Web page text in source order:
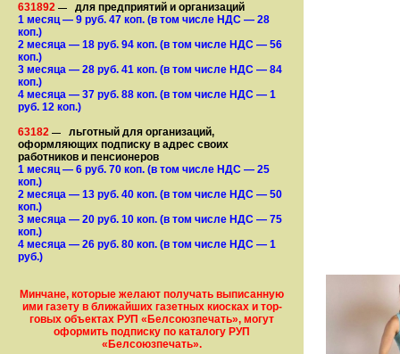
631892 —
для предприятий и организаций
1 месяц— 9 руб. 47 коп. (в том числе НДС — 28
коп.)
2 месяца — 18 руб. 94 коп. (в том числе НДС — 56
коп.)
3 месяца — 28 руб. 41 коп. (в том числе НДС — 84
коп.)
4 месяца — 37 руб. 88 коп. (в том числе НДС — 1
руб. 12 коп.)
63182 —
льготный для организаций,
оформляющих подписку в адрес своих
работников и пенсионеров
1 месяц— 6 руб. 70 коп. (в том числе НДС — 25
коп.)
2 месяца — 13 руб. 40 коп. (в том числе НДС — 50
коп.)
3 месяца — 20 руб. 10 коп. (в том числе НДС — 75
коп.)
4 месяца — 26 руб. 80 коп. (в том числе НДС — 1
руб.)
Минчане, которые желают получать вы­писанную
ими газету в бли­жай­ших газет­ных киосках и тор­
го­вых объе­ктах РУП «Белсоюзпечать», могут
оформить под­пис­ку по ка­та­ло­гу РУП
«Белсоюзпечать».